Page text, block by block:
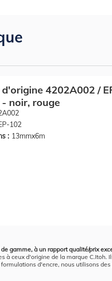
d'origine 4202A002 /
- noir, rouge
102
: 13mmx6m
gamme, à un rapport qualité/prix
à ceux d'origine de la marque C.Itoh.
formulations d'encre, nous utilisons